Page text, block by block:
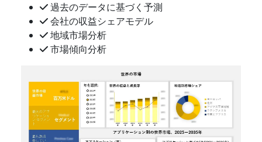
過去のデータに基づく予測
会社の収益シェアモデル
地域市場分析
市場傾向分析